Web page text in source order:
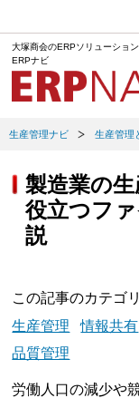
大塚商会のERPソリューショ
ERPナビ
生産管理ナビ 生産管理
製造業の
役立つフ
説
この記事のカテゴ
生産管理
情報共有
品質管理
労働人口の減少や